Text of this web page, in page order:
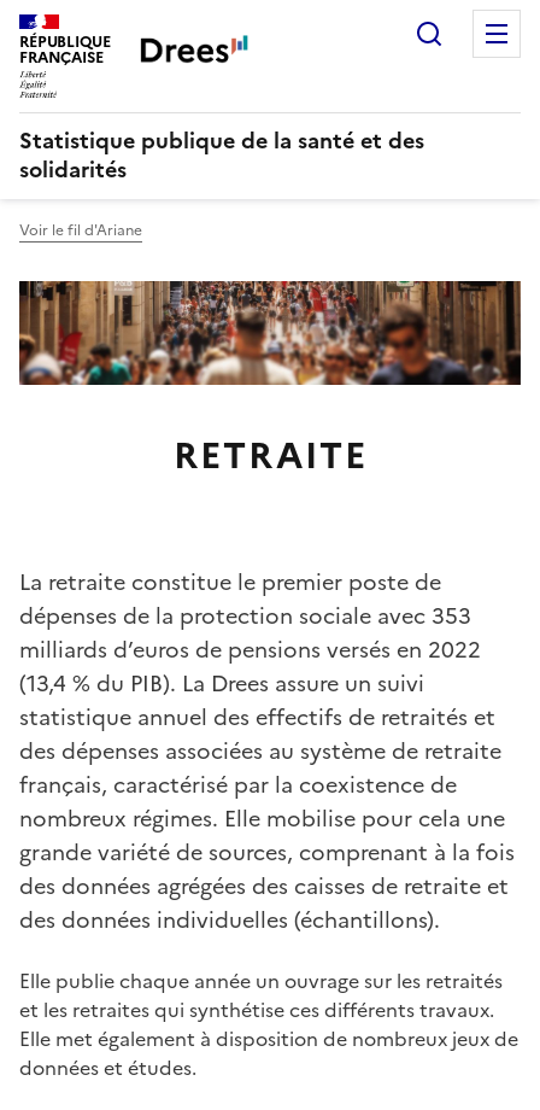
RÉPUBLIQUE
FRANÇAISE
Statistique publique de la santé et des
solidarités
Voir le fil d'Ariane
RETRAITE
La retraite constitue le premier poste de
dépenses de la protection sociale avec 353
milliards d’euros de pensions versés en 2022
(13,4 % du PIB). La Drees assure un suivi
statistique annuel des effectifs de retraités et
des dépenses associées au système de retraite
français, caractérisé par la coexistence de
nombreux régimes. Elle mobilise pour cela une
grande variété de sources, comprenant à la fois
des données agrégées des caisses de retraite et
des données individuelles (échantillons).
Elle publie chaque année un ouvrage sur les retraités
et les retraites qui synthétise ces différents travaux.
Elle met également à disposition de nombreux jeux de
données et études.